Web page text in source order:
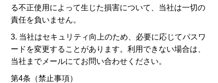
る不正使用によって生じた損害について、当社は一切の
責任を負いません。
3. 当社はセキュリティ向上のため、必要に応じてパスワ
ードを変更することがあります。利用できない場合は、
当社までメールにてお問い合わせください。
第4条（禁止事項）